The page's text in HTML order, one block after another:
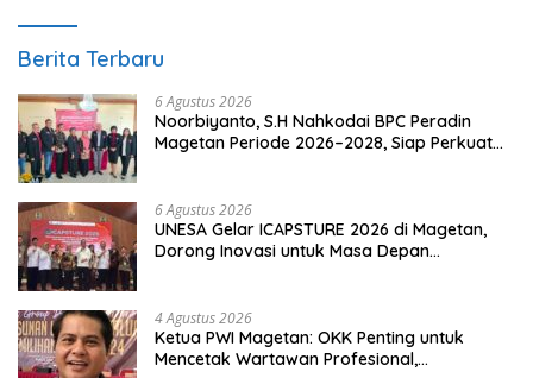
Berita Terbaru
6 Agustus 2026
Noorbiyanto, S.H Nahkodai BPC Peradin
Magetan Periode 2026–2028, Siap Perkuat
6 Agustus 2026
UNESA Gelar ICAPSTURE 2026 di Magetan,
Dorong Inovasi untuk Masa Depan
4 Agustus 2026
Ketua PWI Magetan: OKK Penting untuk
Mencetak Wartawan Profesional,